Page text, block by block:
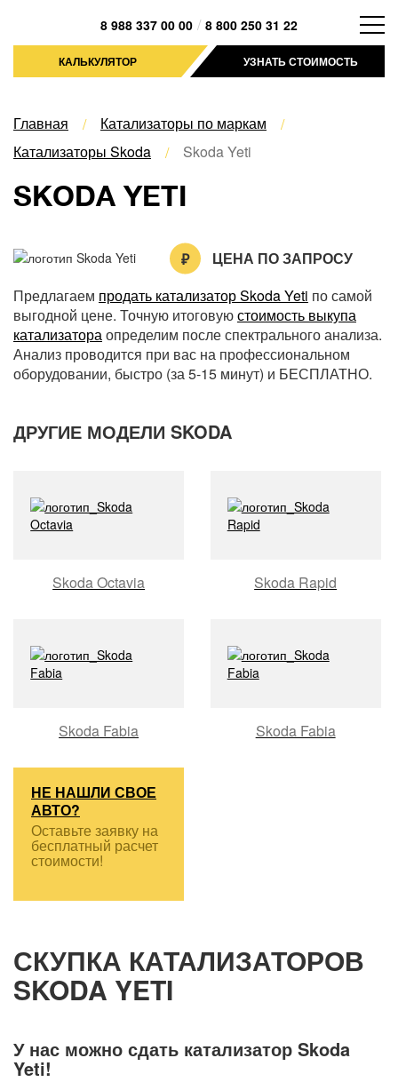
8 988 337 00 00 / 8 800 250 31 22
КАЛЬКУЛЯТОР УЗНАТЬ СТОИМОСТЬ
Главная
Катализаторы по маркам
Катализаторы Skoda
Skoda Yeti
SKODA YETI
ЦЕНА ПО ЗАПРОСУ
Предлагаем продать катализатор Skoda Yeti по самой
выгодной цене. Точную итоговуюстоимость выкупа
катализатораопределим после спектрального анализа.
Анализ проводится при вас на профессиональном
оборудовании, быстро (за 5-15 минут) и БЕСПЛАТНО.
ДРУГИЕ МОДЕЛИ SKODA
Skoda Octavia Skoda Rapid
Skoda Fabia Skoda Fabia
НЕ НАШЛИ СВОЕ
АВТО?
Оставьте заявку на
бесплатный расчет
стоимости!
СКУПКА КАТАЛИЗАТОРОВ
SKODA YETI
У нас можно сдать катализатор Skoda
Yeti!